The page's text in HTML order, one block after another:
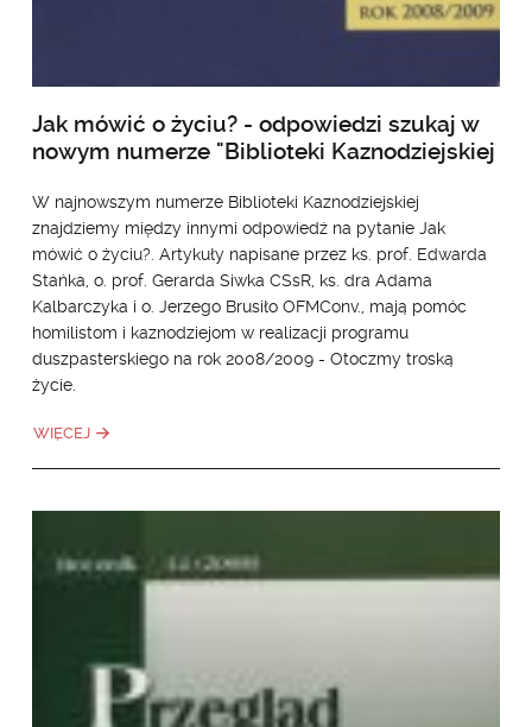
Jak mówić o życiu? - odpowiedzi szukaj w
nowym numerze "Biblioteki Kaznodziejskiej
W najnowszym numerze Biblioteki Kaznodziejskiej
znajdziemy między innymi odpowiedź na pytanie Jak
mówić o życiu?. Artykuły napisane przez ks. prof. Edwarda
Stańka, o. prof. Gerarda Siwka CSsR, ks. dra Adama
Kalbarczyka i o. Jerzego Brusiło OFMConv., mają pomóc
homilistom i kaznodziejom w realizacji programu
duszpasterskiego na rok 2008/2009 - Otoczmy troską
życie.
WIĘCEJ